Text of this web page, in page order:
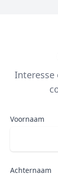
Interesse
Voornaam
Achternaam